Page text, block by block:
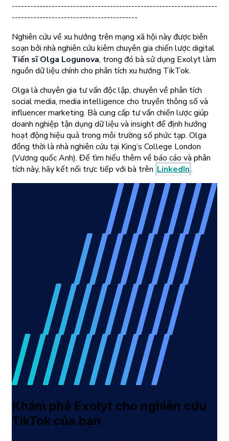
-------------------------------------------------------------------
-----------------------------------------
Nghiên cứu về xu hướng trên mạng xã hội này được biên
soạn bởi nhà nghiên cứu kiêm chuyên gia chiến lược digital
Tiến sĩ Olga Logunova, trong đó bà sử dụng Exolyt làm
nguồn dữ liệu chính cho phân tích xu hướng TikTok.
Olga là chuyên gia tư vấn độc lập, chuyên về phân tích
social media, media intelligence cho truyền thông số và
influencer marketing. Bà cung cấp tư vấn chiến lược giúp
doanh nghiệp tận dụng dữ liệu và insight để định hướng
hoạt động hiệu quả trong môi trường số phức tạp. Olga
đồng thời là nhà nghiên cứu tại King’s College London
(Vương quốc Anh). Để tìm hiểu thêm về báo cáo và phân
tích này, hãy kết nối trực tiếp với bà trên LinkedIn.
Khám phá Exolyt cho nghiên cứu
TikTok của bạn